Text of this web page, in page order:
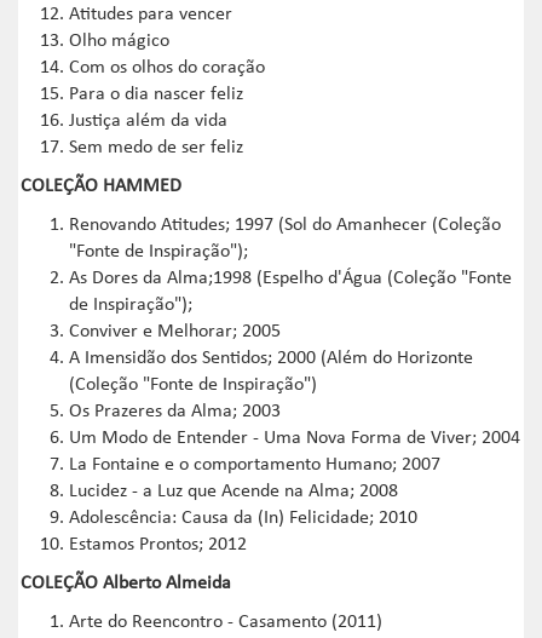
Atitudes para vencer
Olho mágico
Com os olhos do coração
Para o dia nascer feliz
Justiça além da vida
Sem medo de ser feliz
COLEÇÃO HAMMED
Renovando Atitudes; 1997 (Sol do Amanhecer (Coleção
"Fonte de Inspiração");
As Dores da Alma;1998 (Espelho d'Água (Coleção "Fonte
de Inspiração");
Conviver e Melhorar; 2005
A Imensidão dos Sentidos; 2000 (Além do Horizonte
(Coleção "Fonte de Inspiração")
Os Prazeres da Alma; 2003
Um Modo de Entender - Uma Nova Forma de Viver; 2004
La Fontaine e o comportamento Humano; 2007
Lucidez - a Luz que Acende na Alma; 2008
Adolescência: Causa da (In) Felicidade; 2010
Estamos Prontos; 2012
COLEÇÃO Alberto Almeida
Arte do Reencontro - Casamento (2011)